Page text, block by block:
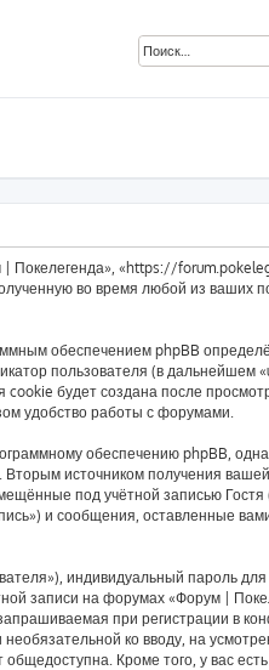
Покелегенда», «https://
во время любой из ваших
обеспечением phpBB
пользователя (в дальнейшем
будет создана после
удобство работы с форумами.
обеспечению phpBB,
Вторым источником получения
под учётной записью
и сообщения, оставленные
индивидуальный пароль
записи на форумах «Форум |
при регистрации в
ко вводу, на
Кроме того, у вас